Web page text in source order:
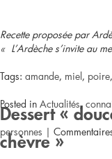
Recette proposée par
« L’Ardèche s’invite au
Tags: amande, miel, poire,
Posted in Actualités,
personnes |
Dessert «
chèvre »